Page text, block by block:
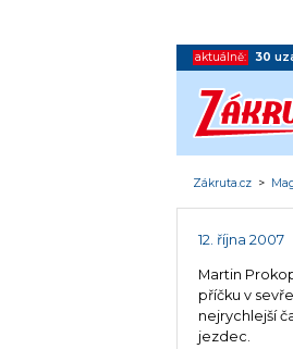
aktuálně: 30
Zákruta.cz >
12. října 2007
Martin
příčku v
nejrychlejší
jezdec.